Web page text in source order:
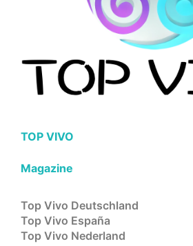
TOP VIVO
Magazine
Top Vivo Deutschland
Top Vivo España
Top Vivo Nederland